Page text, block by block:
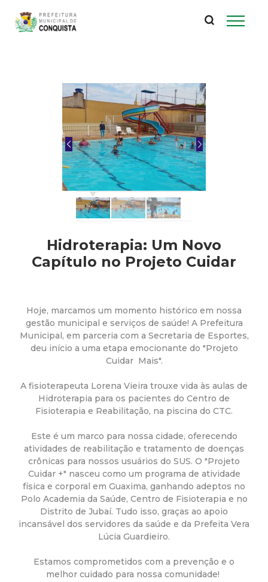
P
a
M
u
n
i
c
i
p
a
l
d
Hidroterapia: Um Novo
Capítulo no Projeto Cuidar
Hoje, marcamos um momento histórico em nossa
gestão municipal e serviços de saúde! A Prefeitura
Municipal, em parceria com a Secretaria de Esportes,
deu início a uma etapa emocionante do "Projeto
Cuidar Mais".
A fisioterapeuta Lorena Vieira trouxe vida às aulas de
Hidroterapia para os pacientes do Centro de
Fisioterapia e Reabilitação, na piscina do CTC.
Este é um marco para nossa cidade, oferecendo
atividades de reabilitação e tratamento de doenças
crônicas para nossos usuários do SUS. O "Projeto
Cuidar +" nasceu como um programa de atividade
física e corporal em Guaxima, ganhando adeptos no
Polo Academia da Saúde, Centro de Fisioterapia e no
Distrito de Jubaí. Tudo isso, graças ao apoio
incansável dos servidores da saúde e da Prefeita Vera
Lúcia Guardieiro.
Estamos comprometidos com a prevenção e o
melhor cuidado para nossa comunidade!